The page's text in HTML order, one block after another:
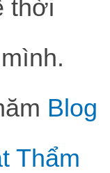
thời
Blog
Thẩm